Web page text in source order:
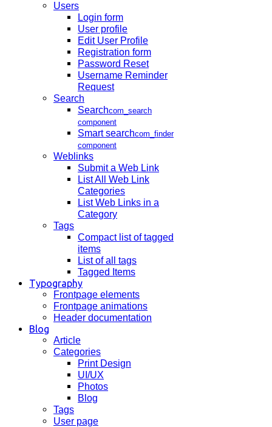
Users
Login form
User profile
Edit User Profile
Registration form
Password Reset
Username Reminder
Request
Search
Searchcom_search
component
Smart searchcom_finder
component
Weblinks
Submit a Web Link
List All Web Link
Categories
List Web Links in a
Category
Tags
Compact list of tagged
items
List of all tags
Tagged Items
Typography
Frontpage elements
Frontpage animations
Header documentation
Blog
Article
Categories
Print Design
UI/UX
Photos
Blog
Tags
User page